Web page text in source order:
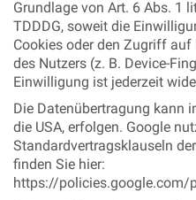
Grundlage von Art. 6 Abs. 1
TDDDG, soweit die
Cookies oder den Zugriff
des Nutzers (z. B. Device-
Einwilligung ist jederzeit
Die Datenübertragung kann
die USA, erfolgen. Google
Standardvertragsklauseln
finden Sie hier:
https://policies.google.com/